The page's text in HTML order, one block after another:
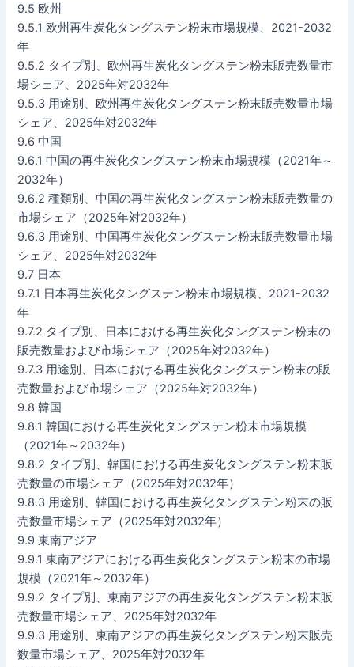
9.5 欧州
9.5.1 欧州再生炭化タングステン粉末市場規模、2021-2032
年
9.5.2 タイプ別、欧州再生炭化タングステン粉末販売数量市
場シェア、2025年対2032年
9.5.3 用途別、欧州再生炭化タングステン粉末販売数量市場
シェア、2025年対2032年
9.6 中国
9.6.1 中国の再生炭化タングステン粉末市場規模（2021年～
2032年）
9.6.2 種類別、中国の再生炭化タングステン粉末販売数量の
市場シェア（2025年対2032年）
9.6.3 用途別、中国再生炭化タングステン粉末販売数量市場
シェア、2025年対2032年
9.7 日本
9.7.1 日本再生炭化タングステン粉末市場規模、2021-2032
年
9.7.2 タイプ別、日本における再生炭化タングステン粉末の
販売数量および市場シェア（2025年対2032年）
9.7.3 用途別、日本における再生炭化タングステン粉末の販
売数量および市場シェア（2025年対2032年）
9.8 韓国
9.8.1 韓国における再生炭化タングステン粉末市場規模
（2021年～2032年）
9.8.2 タイプ別、韓国における再生炭化タングステン粉末販
売数量の市場シェア（2025年対2032年）
9.8.3 用途別、韓国における再生炭化タングステン粉末の販
売数量市場シェア（2025年対2032年）
9.9 東南アジア
9.9.1 東南アジアにおける再生炭化タングステン粉末の市場
規模（2021年～2032年）
9.9.2 タイプ別、東南アジアの再生炭化タングステン粉末販
売数量市場シェア、2025年対2032年
9.9.3 用途別、東南アジアの再生炭化タングステン粉末販売
数量市場シェア、2025年対2032年